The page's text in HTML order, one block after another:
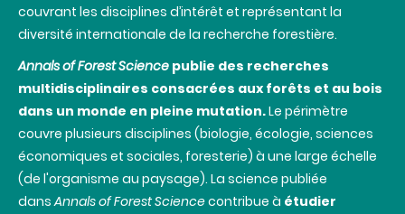
couvrant les disciplines d’intérêt et représentant la
diversité internationale de la recherche forestière.
Annals of Forest Science publie des recherches
multidisciplinaires consacrées aux forêts et au bois
dans un monde en pleine mutation.Le périmètre
couvre plusieurs disciplines (biologie, écologie, sciences
économiques et sociales, foresterie) à une large échelle
(de l'organisme au paysage). La science publiée
dansAnnals of Forest Sciencecontribue à étudier